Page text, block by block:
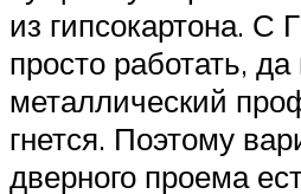
из гипсокартона. С
просто работать, да
металлический
гнется. Поэтому
дверного проема